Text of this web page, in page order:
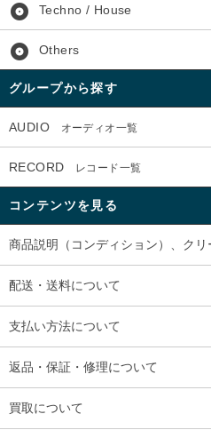
album Techno / House
album Others
グループから探す
AUDIO オーディオ一覧
RECORD レコード一覧
コンテンツを見る
商品説明（コンディション）、ク
配送・送料について
支払い方法について
返品・保証・修理について
買取について